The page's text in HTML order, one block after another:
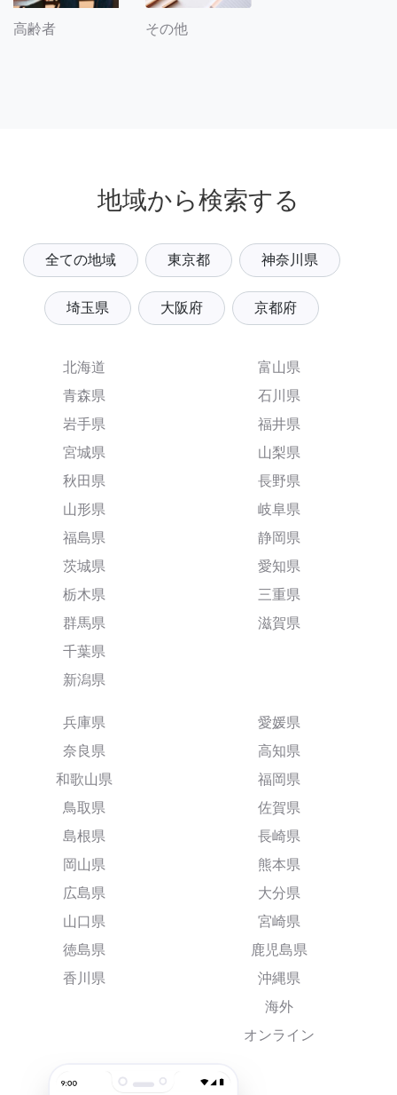
高齢者 その他
地域から検索する
全ての地域 東京都 神奈川県
埼玉県 大阪府 京都府
北海道
青森県
岩手県
宮城県
秋田県
山形県
福島県
茨城県
栃木県
群馬県
千葉県
新潟県
富山県
石川県
福井県
山梨県
長野県
岐阜県
静岡県
愛知県
三重県
滋賀県
兵庫県
奈良県
和歌山県
鳥取県
島根県
岡山県
広島県
山口県
徳島県
香川県
愛媛県
高知県
福岡県
佐賀県
長崎県
熊本県
大分県
宮崎県
鹿児島県
沖縄県
海外
オンライン